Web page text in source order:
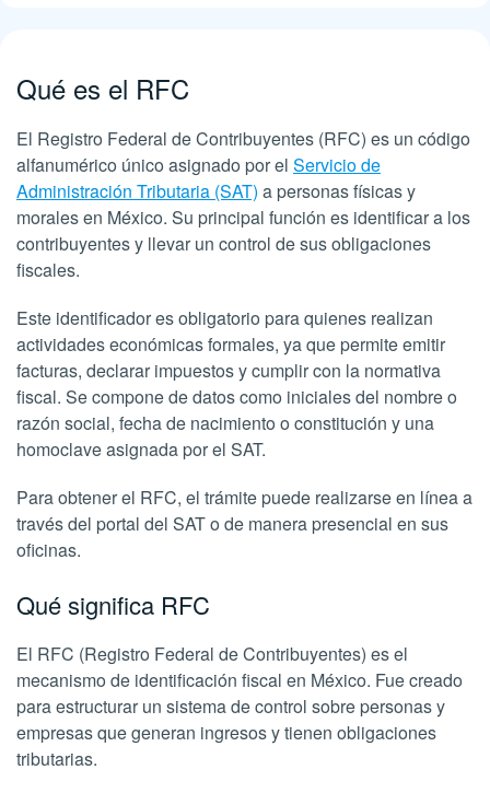
Qué es el RFC
El Registro Federal de Contribuyentes (RFC) es un código
alfanumérico único asignado por el Servicio de
Administración Tributaria (SAT) a personas físicas y
morales en México. Su principal función es identificar a los
contribuyentes y llevar un control de sus obligaciones
fiscales.
Este identificador es obligatorio para quienes realizan
actividades económicas formales, ya que permite emitir
facturas, declarar impuestos y cumplir con la normativa
fiscal. Se compone de datos como iniciales del nombre o
razón social, fecha de nacimiento o constitución y una
homoclave asignada por el SAT.
Para obtener el RFC, el trámite puede realizarse en línea a
través del portal del SAT o de manera presencial en sus
oficinas.
Qué significa RFC
El RFC (Registro Federal de Contribuyentes) es el
mecanismo de identificación fiscal en México. Fue creado
para estructurar un sistema de control sobre personas y
empresas que generan ingresos y tienen obligaciones
tributarias.